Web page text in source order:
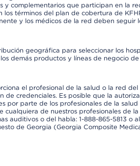
y complementarios que participan en la
términos del plan de cobertura de
y los médicos de la red deben seguir
geográfica para seleccionar los
demás productos y líneas de negocio de
el profesional de la salud o la red del
de credenciales. Es posible que la
por parte de los profesionales de la salud
de nuestros profesionales de la
auditivos o del habla: 1-888-865-5813 o al
de Georgia (Georgia Composite